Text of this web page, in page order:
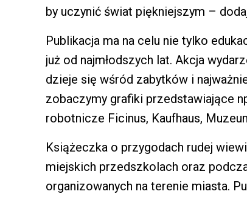
by uczynić świat piękniejszym –
Publikacja ma na celu nie tylko
już od najmłodszych lat. Akcja
dzieje się wśród zabytków i
zobaczymy grafiki przedstawiające
robotnicze Ficinus, Kaufhaus,
Książeczka o przygodach rudej
miejskich przedszkolach oraz
organizowanych na terenie miasta.